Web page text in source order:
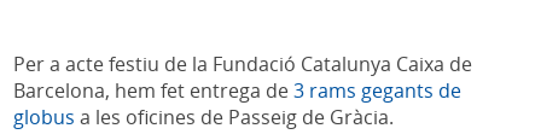
Per a acte festiu de la Fundació Catalunya Caixa de
Barcelona, hem fet entrega de3 rams gegants de
globus a les oficines de Passeig de Gràcia.